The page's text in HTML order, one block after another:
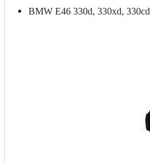
BMW E46 330d, 330xd, 330cd